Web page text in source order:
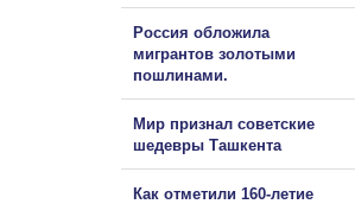
Россия обложила
мигрантов золотыми
пошлинами.
Мир признал советские
шедевры Ташкента
Как отметили 160-летие